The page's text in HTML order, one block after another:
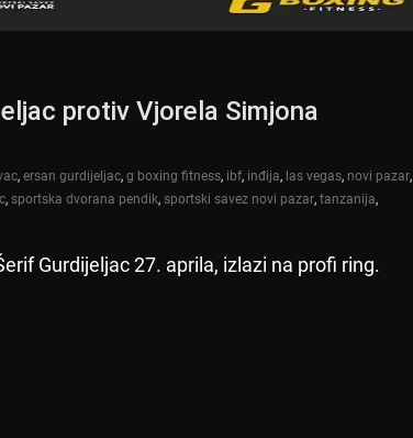
protiv Vjorela Simjona
, ersan gurdijeljac, g boxing fitness, ibf, inđija, las vegas, novi pazar,
, sportska dvorana pendik, sportski savez novi pazar, tanzanija,
Gurdijeljac 27. aprila, izlazi na profi ring.